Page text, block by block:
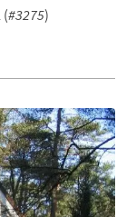
(#3275)